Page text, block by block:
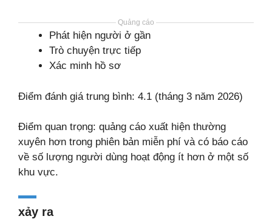
Quảng cáo
Phát hiện người ở gần
Trò chuyện trực tiếp
Xác minh hồ sơ
Điểm đánh giá trung bình: 4.1 (tháng 3 năm 2026)
Điểm quan trọng: quảng cáo xuất hiện thường
xuyên hơn trong phiên bản miễn phí và có báo cáo
về số lượng người dùng hoạt động ít hơn ở một số
khu vực.
xảy ra